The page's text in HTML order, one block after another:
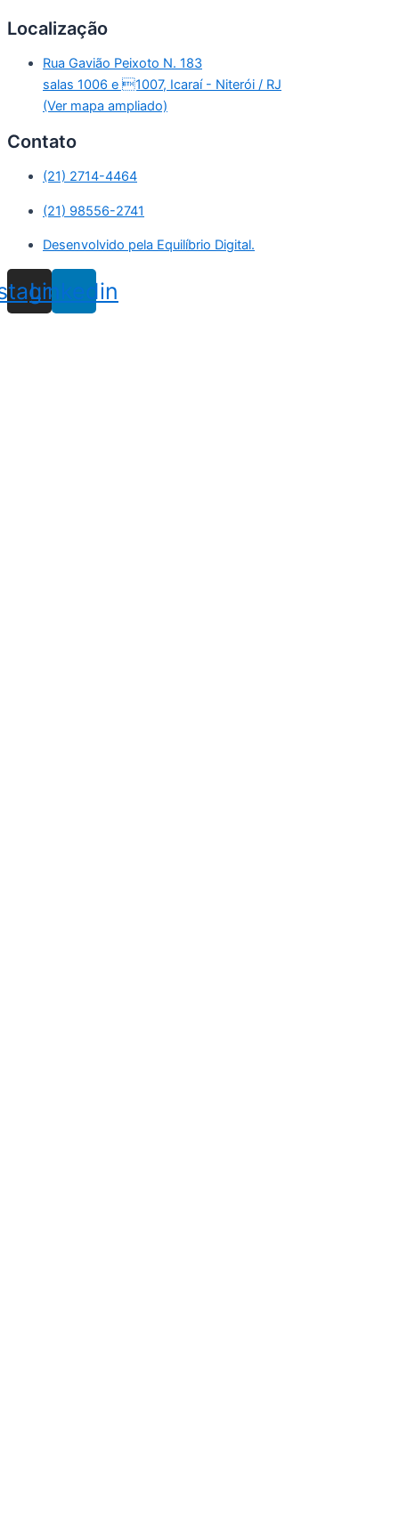
Localização
Rua Gavião Peixoto N. 183
salas 1006 e 1007, Icaraí - Niterói / RJ
(Ver mapa ampliado)
Contato
(21) 2714-4464
(21) 98556-2741
Desenvolvido pela Equilíbrio Digital.
Linkedin